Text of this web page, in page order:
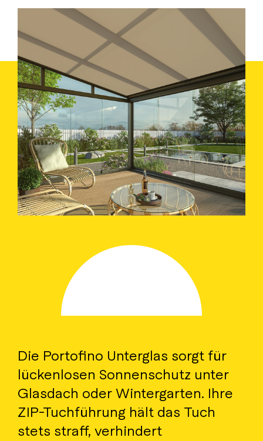
Die Portofino Unterglas sorgt für
lückenlosen Sonnenschutz unter
Glasdach oder Wintergarten. Ihre
ZIP-Tuchführung hält das Tuch
stets straff, verhindert